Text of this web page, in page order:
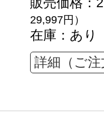
29,997円）
在庫：あり
詳細（ご